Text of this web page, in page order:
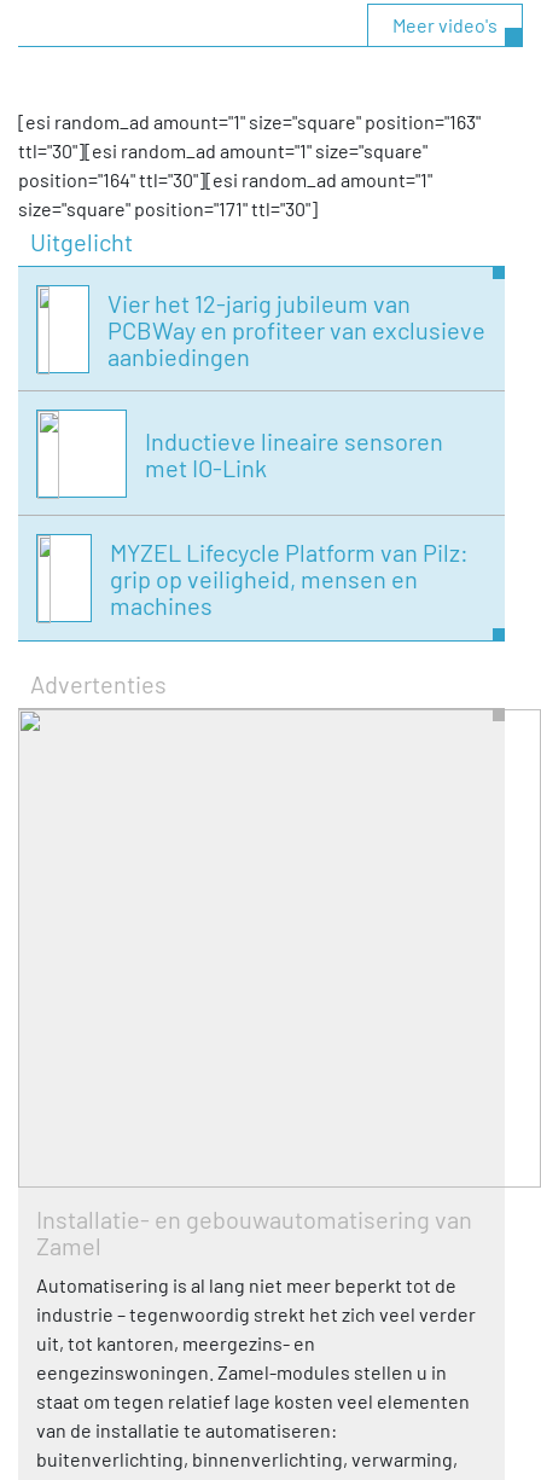
Meer video's
[esi random_ad amount="1" size="square" position="163"
ttl="30"][esi random_ad amount="1" size="square"
position="164" ttl="30"][esi random_ad amount="1"
size="square" position="171" ttl="30"]
Uitgelicht
Vier het 12-jarig jubileum van
PCBWay en profiteer van exclusieve
aanbiedingen
Inductieve lineaire sensoren
met IO-Link
MYZEL Lifecycle Platform van Pilz:
grip op veiligheid, mensen en
machines
Advertenties
Installatie- en gebouwautomatisering van
Zamel
Automatisering is al lang niet meer beperkt tot de
industrie – tegenwoordig strekt het zich veel verder
uit, tot kantoren, meergezins- en
eengezinswoningen. Zamel-modules stellen u in
staat om tegen relatief lage kosten veel elementen
van de installatie te automatiseren:
buitenverlichting, binnenverlichting, verwarming,